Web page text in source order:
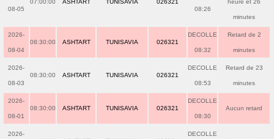
08-05
07:00:00 ASHTART TUNISAVIA 026321
08:26
heure et 26
minutes
2026-
08-04
08:30:00 ASHTART TUNISAVIA 026321
DECOLLE
08:32
Retard de 2
minutes
2026-
08-03
08:30:00 ASHTART TUNISAVIA 026321
DECOLLE
08:53
Retard de 23
minutes
2026-
08-01
08:30:00 ASHTART TUNISAVIA 026321
DECOLLE
08:30
Aucun retard
2026- DECOLLE